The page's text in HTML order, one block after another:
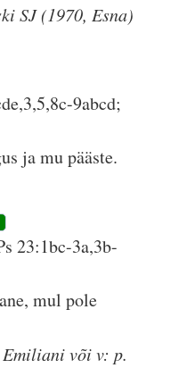
SJ (1970, Esna)
9abcd;
ja mu pääste.
23:1bc-3a,3b-
mul pole
või v: p.